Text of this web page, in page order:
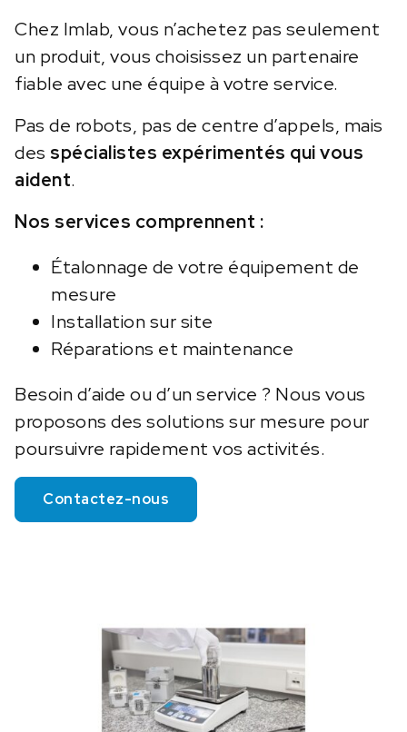
Chez Imlab, vous n’achetez pas seulement
un produit, vous choisissez un partenaire
fiable avec une équipe à votre service.
Pas de robots, pas de centre d’appels, mais
des spécialistes expérimentés qui vous
aident.
Nos services comprennent :
Étalonnage de votre équipement de
mesure
Installation sur site
Réparations et maintenance
Besoin d’aide ou d’un service ? Nous vous
proposons des solutions sur mesure pour
poursuivre rapidement vos activités.
Contactez-nous